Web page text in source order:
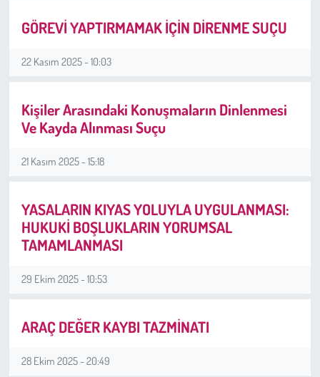
GÖREVİ YAPTIRMAMAK İÇİN DİRENME SUÇU
22 Kasım 2025 - 10:03
Kişiler Arasındaki Konuşmaların Dinlenmesi
Ve Kayda Alınması Suçu
21 Kasım 2025 - 15:18
YASALARIN KIYAS YOLUYLA UYGULANMASI:
HUKUKİ BOŞLUKLARIN YORUMSAL
TAMAMLANMASI
29 Ekim 2025 - 10:53
ARAÇ DEĞER KAYBI TAZMİNATI
28 Ekim 2025 - 20:49
Vefat İlanları
Hukuk
Kent
Eğlence